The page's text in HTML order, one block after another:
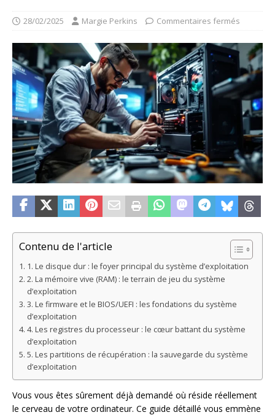
28/02/2025 Margie Perkins Commentaires fermés
Contenu de l'article
1. Le disque dur : le foyer principal du système d’exploitation
2. La mémoire vive (RAM) : le terrain de jeu du système
d’exploitation
3. Le firmware et le BIOS/UEFI : les fondations du système
d’exploitation
4. Les registres du processeur : le cœur battant du système
d’exploitation
5. Les partitions de récupération : la sauvegarde du système
d’exploitation
Vous vous êtes sûrement déjà demandé où réside réellement
le cerveau de votre ordinateur. Ce guide détaillé vous emmène